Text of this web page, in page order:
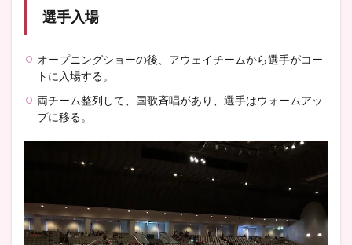
選手入場
オープニングショーの後、アウェイチームから選手がコー
トに入場する。
両チーム整列して、国歌斉唱があり、選手はウォームアッ
プに移る。